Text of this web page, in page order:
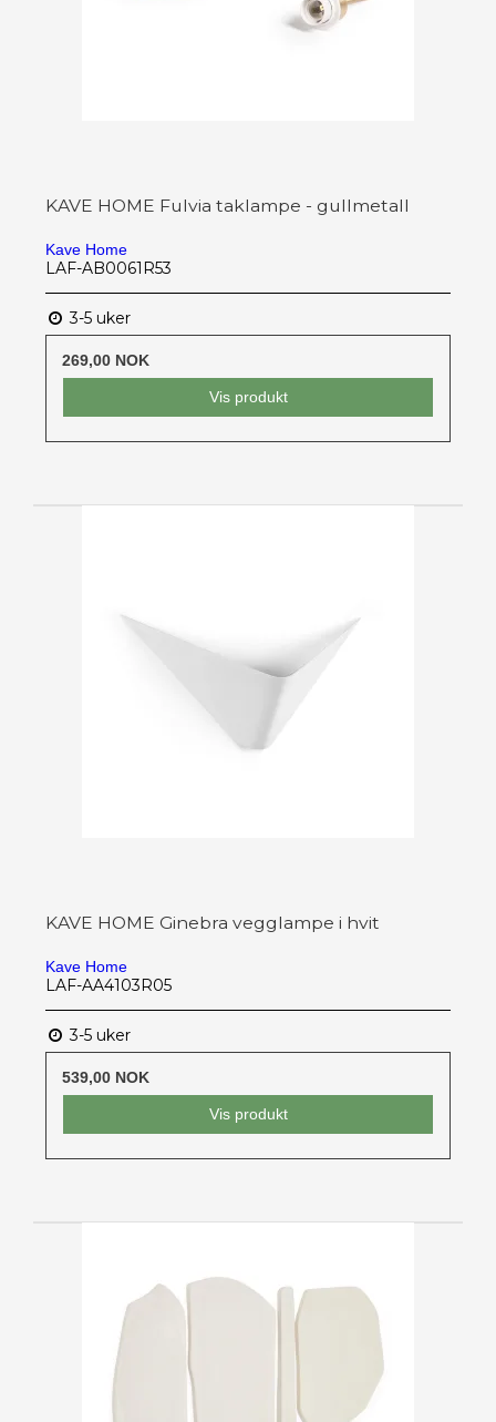
KAVE HOME Fulvia taklampe - gullmetall
Kave Home
LAF-AB0061R53
3-5 uker
269,00 NOK
Vis produkt
KAVE HOME Ginebra vegglampe i hvit
Kave Home
LAF-AA4103R05
3-5 uker
539,00 NOK
Vis produkt